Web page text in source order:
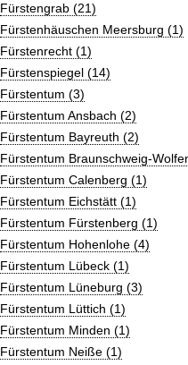
Fürstengrab (21)
Fürstenhäuschen Meersburg (1)
Fürstenrecht (1)
Fürstenspiegel (14)
Fürstentum (3)
Fürstentum Ansbach (2)
Fürstentum Bayreuth (2)
Fürstentum Braunschweig-
Fürstentum Calenberg (1)
Fürstentum Eichstätt (1)
Fürstentum Fürstenberg (1)
Fürstentum Hohenlohe (4)
Fürstentum Lübeck (1)
Fürstentum Lüneburg (3)
Fürstentum Lüttich (1)
Fürstentum Minden (1)
Fürstentum Neiße (1)